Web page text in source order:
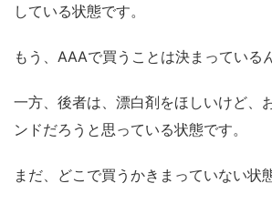
している状態です。
もう、AAAで買うことは決まっている
一方、後者は、漂白剤をほしいけど、
ンドだろうと思っている状態です。
まだ、どこで買うかきまっていない状